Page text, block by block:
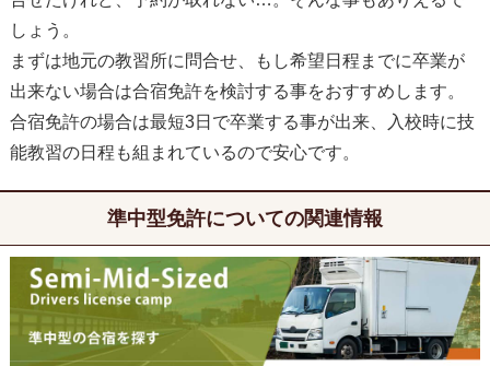
しょう。
まずは地元の教習所に問合せ、もし希望日程までに卒業が
出来ない場合は合宿免許を検討する事をおすすめします。
合宿免許の場合は最短3日で卒業する事が出来、入校時に技
能教習の日程も組まれているので安心です。
準中型免許についての関連情報